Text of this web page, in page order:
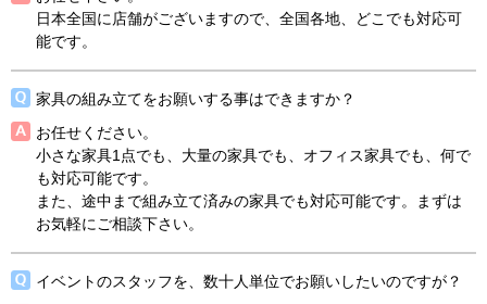
日本全国に店舗がございますので、全国各地、どこでも対応可
能です。
家具の組み立てをお願いする事はできますか？
お任せください。
小さな家具1点でも、大量の家具でも、オフィス家具でも、何で
も対応可能です。
また、途中まで組み立て済みの家具でも対応可能です。まずは
お気軽にご相談下さい。
イベントのスタッフを、数十人単位でお願いしたいのですが？